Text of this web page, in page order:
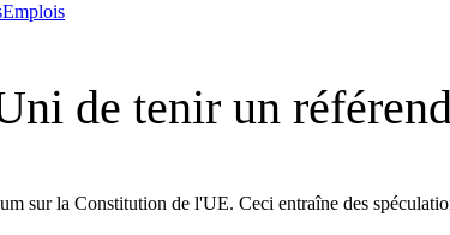
Emplois
de tenir un
sur la Constitution de l'UE. Ceci entraîne des